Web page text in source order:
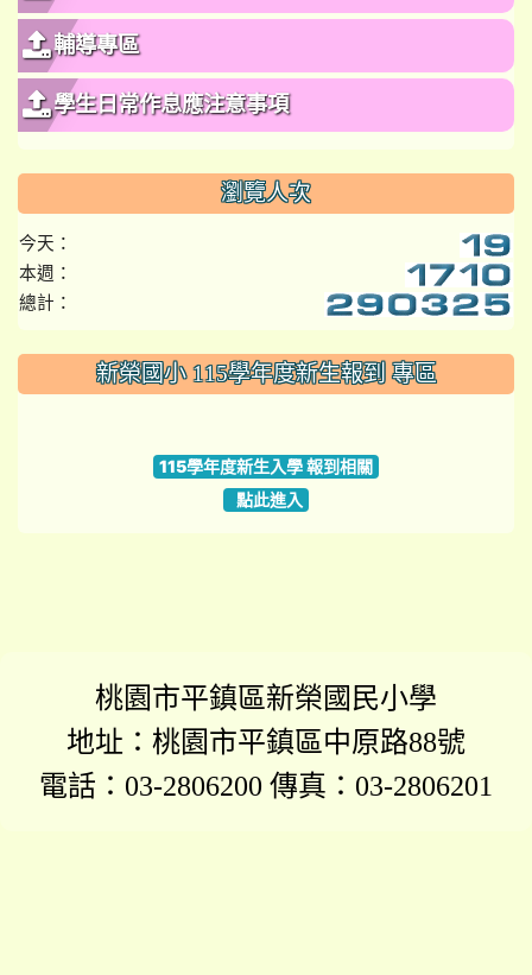
輔導專區
學生日常作息應注意事項
瀏覽人次
今天：
本週：
總計：
::: 新榮國小 115學年度新生報到 專區
115學年度新生入學 報到相關
點此進入
桃園市平鎮區新榮國民小學
地址：桃園市平鎮區中原路88號
電話：03-2806200 傳真：03-2806201